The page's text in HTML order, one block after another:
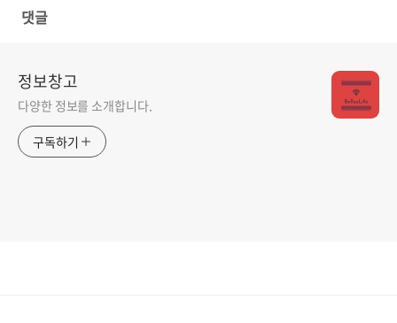
댓글
정보창고
다양한 정보를 소개합니다.
구독하기